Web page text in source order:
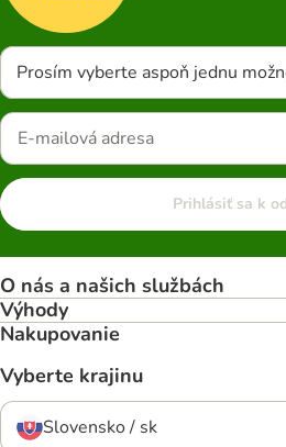
Prosím vyberte aspoň jednu
Prihlásiť sa k
O nás a našich službách
Výhody
Nakupovanie
Vyberte krajinu
Slovensko / sk